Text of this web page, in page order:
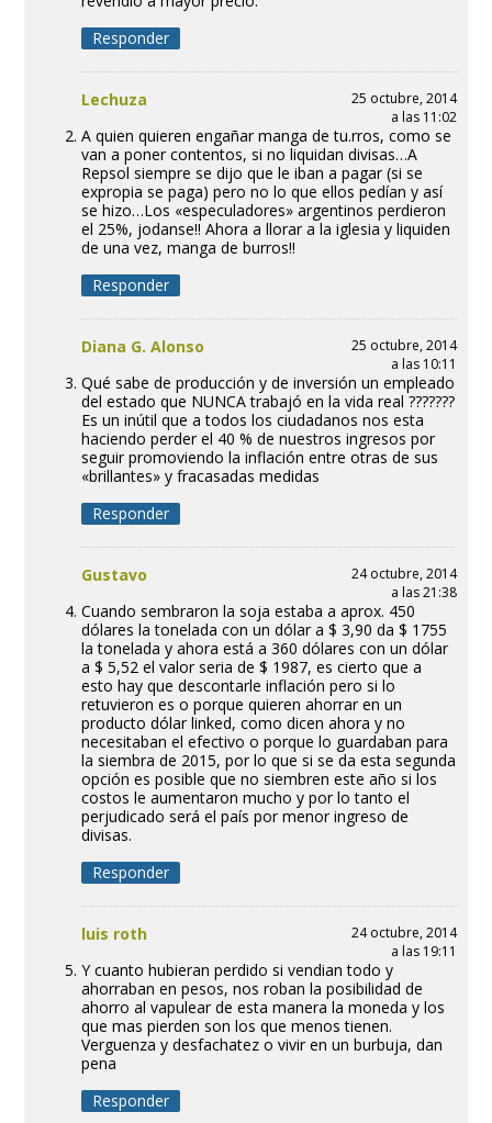
Responder
Lechuza
25 octubre, 2014
a las 11:02
A quien quieren engañar manga de tu.rros, como se
van a poner contentos, si no liquidan divisas…A
Repsol siempre se dijo que le iban a pagar (si se
expropia se paga) pero no lo que ellos pedían y así
se hizo…Los «especuladores» argentinos perdieron
el 25%, jodanse!! Ahora a llorar a la iglesia y liquiden
de una vez, manga de burros!!
Responder
Diana G. Alonso
25 octubre, 2014
a las 10:11
Qué sabe de producción y de inversión un empleado
del estado que NUNCA trabajó en la vida real ???????
Es un inútil que a todos los ciudadanos nos esta
haciendo perder el 40 % de nuestros ingresos por
seguir promoviendo la inflación entre otras de sus
«brillantes» y fracasadas medidas
Responder
Gustavo
24 octubre, 2014
a las 21:38
Cuando sembraron la soja estaba a aprox. 450
dólares la tonelada con un dólar a $ 3,90 da $ 1755
la tonelada y ahora está a 360 dólares con un dólar
a $ 5,52 el valor seria de $ 1987, es cierto que a
esto hay que descontarle inflación pero si lo
retuvieron es o porque quieren ahorrar en un
producto dólar linked, como dicen ahora y no
necesitaban el efectivo o porque lo guardaban para
la siembra de 2015, por lo que si se da esta segunda
opción es posible que no siembren este año si los
costos le aumentaron mucho y por lo tanto el
perjudicado será el país por menor ingreso de
divisas.
Responder
luis roth
24 octubre, 2014
a las 19:11
Y cuanto hubieran perdido si vendian todo y
ahorraban en pesos, nos roban la posibilidad de
ahorro al vapulear de esta manera la moneda y los
que mas pierden son los que menos tienen.
Verguenza y desfachatez o vivir en un burbuja, dan
pena
Responder